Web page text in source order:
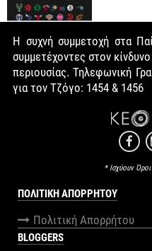
Η συχνή συμμετοχή στα
συμμετέχοντες στον
περιουσίας. Τηλεφωνική
για τον Τζόγο: 1454 & 1456
* Ισχύουν
ΠΟΛΙΤΙΚΉ ΑΠΟΡΡΉΤΟΥ
Πολιτική Απορρήτου
BLOGGERS